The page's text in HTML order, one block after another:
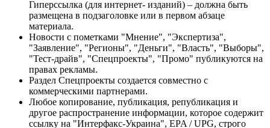
Гиперссылка (для интернет- изданий) – должна быть
размещена в подзаголовке или в первом абзаце
материала.
Новости с пометками "Мнение", "Экспертиза",
"Заявление", "Регионы", "Деньги", "Власть", "Выборы",
"Тест-драйв", "Спецпроекты", "Промо" публикуются на
правах рекламы.
Раздел Спецпроекты создается совместно с
коммерческими партнерами.
Любое копирование, публикация, републикация и
другое распространение информации, которое содержит
ссылку на "Интерфакс-Украина", EPA / UPG, строго